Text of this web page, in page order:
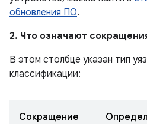
обновления ПО.
2. Что означают
В этом столбце указан тип
классификации:
Сокращение